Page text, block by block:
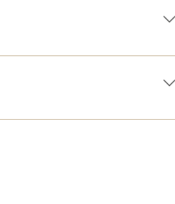
€12,50. Bij bestellingen
30-F in Dordrecht. Geef bij